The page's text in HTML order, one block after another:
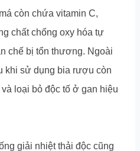
còn chứa vitamin C,
chất chống oxy hóa tự
chế bị tổn thương. Ngoài
khi sử dụng bia rượu còn
loại bỏ độc tố ở gan hiệu
giải nhiệt thải độc cũng